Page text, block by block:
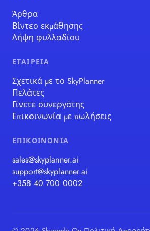
Άρθρα
Βίντεο εκμάθησης
Λήψη φυλλαδίου
ΕΤΑΙΡΕΊΑ
Σχετικά με το SkyPlanner
Πελάτες
Γίνετε συνεργάτης
Επικοινωνία με πωλήσεις
ΕΠΙΚΟΙΝΩΝΊΑ
sales@skyplanner.ai
support@skyplanner.ai
+358 40 700 0002